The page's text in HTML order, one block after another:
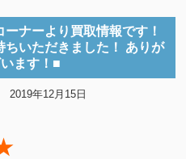
ーナーより買取情報です！
いただきました！ ありが
ます！■
2019年12月15日